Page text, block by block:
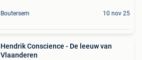
Boutersem 10 nov 25
Hendrik Conscience - De leeuw van
Vlaanderen